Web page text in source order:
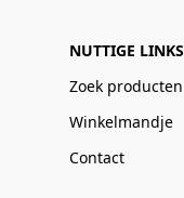
NUTTIGE LINKS
Zoek producten
Winkelmandje
Contact